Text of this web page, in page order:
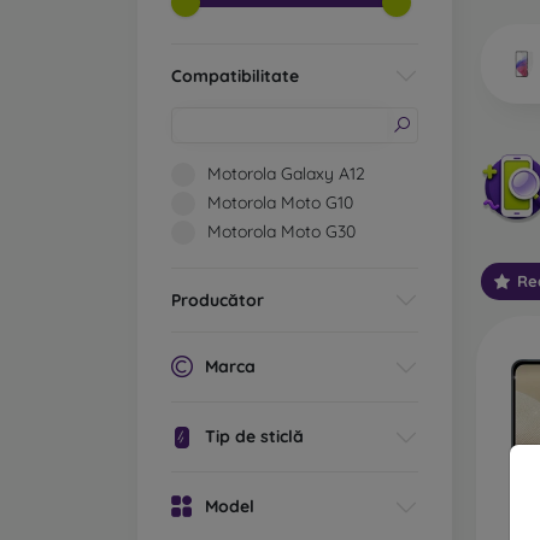
Compatibilitate
Motorola Galaxy A12
Motorola Moto G10
Motorola Moto G30
Producător
Marca
Tip de sticlă
Model
sunt,